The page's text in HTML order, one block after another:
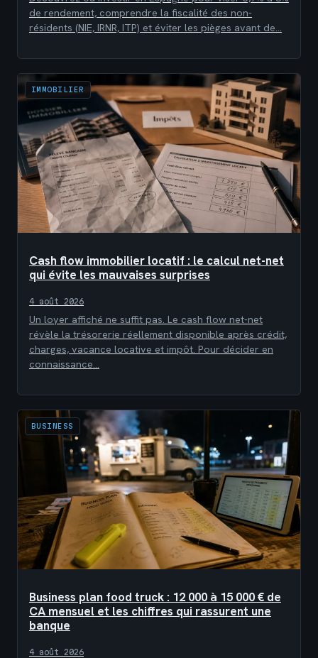
de rendement, comprendre la fiscalité des non-
résidents (NIE, IRNR, ITP) et éviter les pièges avant de…
IMMOBILIER
Cash flow immobilier locatif : le calcul net-net
qui évite les mauvaises surprises
4 août 2026
Un loyer affiché ne suffit pas. Le cash flow net-net
révèle la trésorerie réellement disponible après crédit,
charges, vacance locative et impôt. Pour décider en
connaissance…
BUSINESS
Business plan food truck : 12 000 à 15 000 € de
CA mensuel et les chiffres qui rassurent une
banque
4 août 2026